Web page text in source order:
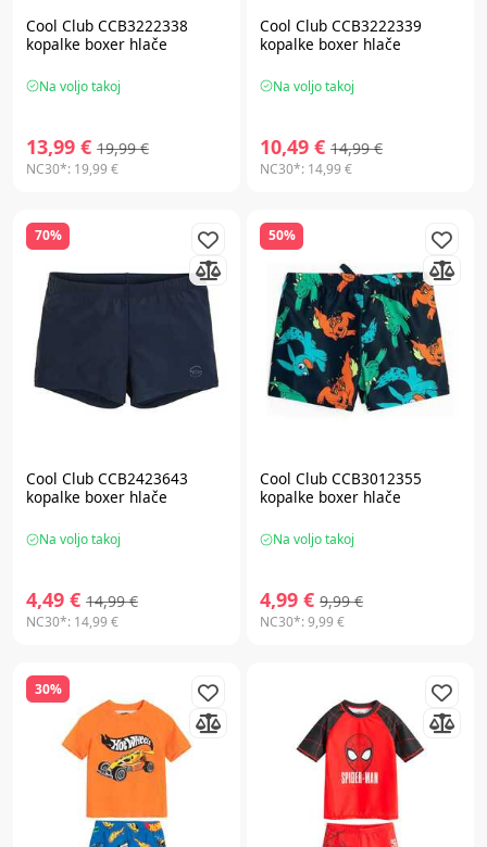
Cool Club CCB3222338
kopalke boxer hlače
Na voljo takoj
13,99 € 19,99 €
NC30*: 19,99 €
Cool Club CCB3222339
kopalke boxer hlače
Na voljo takoj
10,49 € 14,99 €
NC30*: 14,99 €
70%
Cool Club CCB2423643
kopalke boxer hlače
Na voljo takoj
4,49 € 14,99 €
NC30*: 14,99 €
50%
Cool Club CCB3012355
kopalke boxer hlače
Na voljo takoj
4,99 € 9,99 €
NC30*:9,99 €
30%